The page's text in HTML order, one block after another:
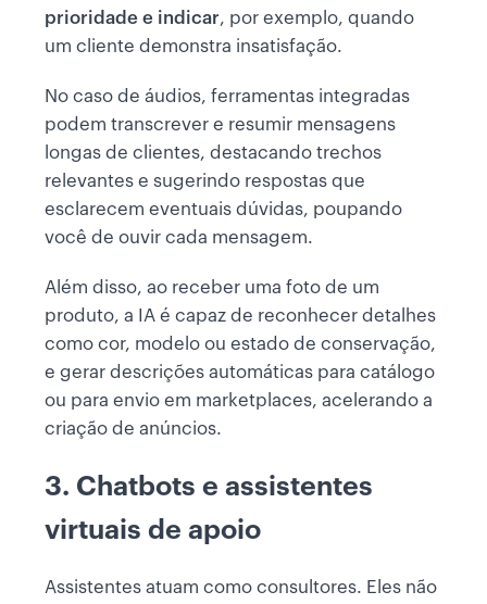
prioridade e indicar, por exemplo, quando
um cliente demonstra insatisfação.
No caso de áudios, ferramentas integradas
podem transcrever e resumir mensagens
longas de clientes, destacando trechos
relevantes e sugerindo respostas que
esclarecem eventuais dúvidas, poupando
você de ouvir cada mensagem.
Além disso, ao receber uma foto de um
produto, a IA é capaz de reconhecer detalhes
como cor, modelo ou estado de conservação,
e gerar descrições automáticas para catálogo
ou para envio em marketplaces, acelerando a
criação de anúncios.
3. Chatbots e assistentes
virtuais de apoio
Assistentes atuam como consultores. Eles não